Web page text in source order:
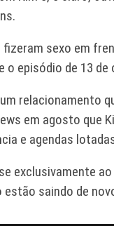
sexo em
o episódio de 13
relacionamento
em agosto que
e agendas
exclusivamente
saindo de